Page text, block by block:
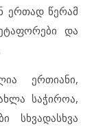
ერთად წერამ
და
ერთიანი,
საჭიროა,
სხვადასხვა